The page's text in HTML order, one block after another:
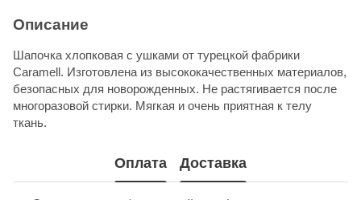
Описание
Шапочка хлопковая с ушками от турецкой фабрики
Caramell. Изготовлена из высококачественных материалов,
безопасных для новорожденных. Не растягивается после
многоразовой стирки. Мягкая и очень приятная к телу
ткань.
Оплата Доставка